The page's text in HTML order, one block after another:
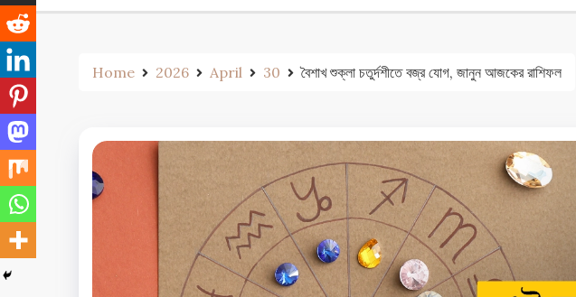
Home 2026 April 30 বৈশাখ শুক্লা চতুর্দশীতে বজ্র যোগ, জানুন আজকের রাশিফল